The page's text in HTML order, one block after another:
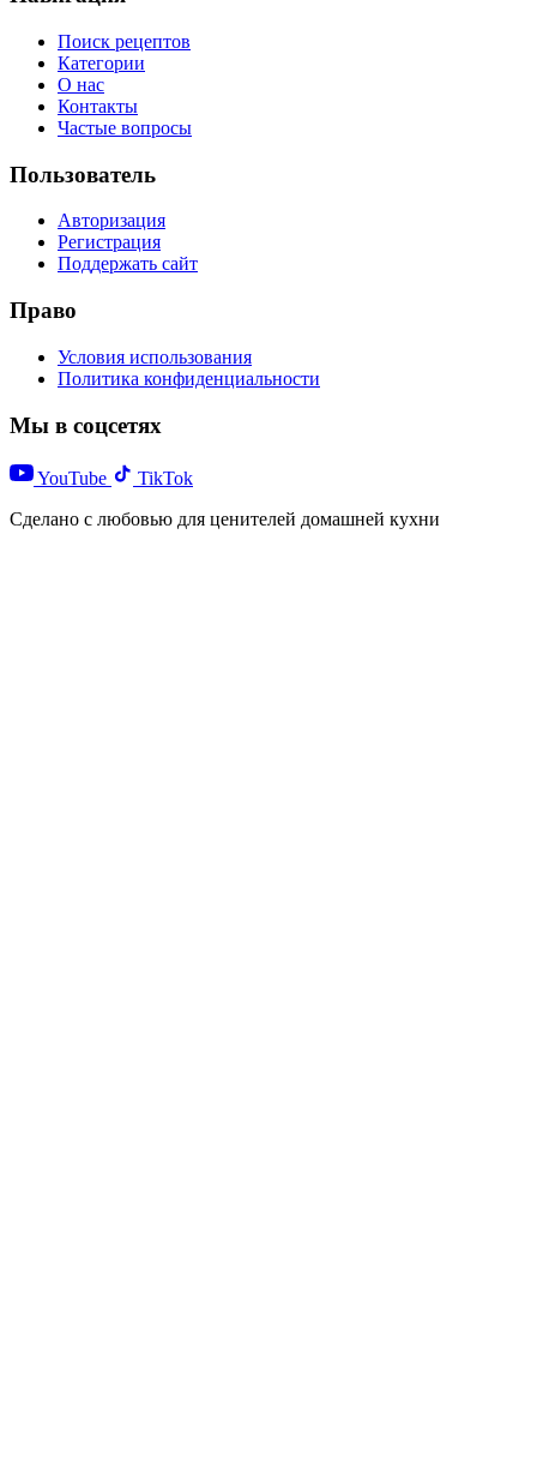
Поиск рецептов
Категории
О нас
Контакты
Частые вопросы
Пользователь
Авторизация
Регистрация
Поддержать сайт
Право
Условия использования
Политика конфиденциальности
Мы в соцсетях
YouTube
TikTok
Сделано с любовью для ценителей домашней кухни